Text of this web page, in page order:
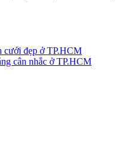
cưới đẹp ở TP.HCM
cân nhắc ở TP.HCM